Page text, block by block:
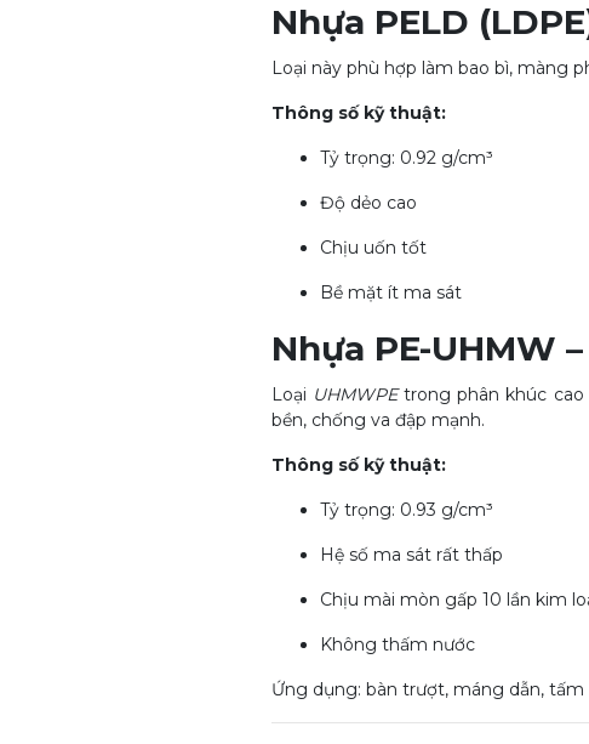
Nhựa PELD
Loại này phù hợp làm bao bì, màng
Thông số kỹ thuật:
Tỷ trọng: 0.92 g/cm³
Độ dẻo cao
Chịu uốn tốt
Bề mặt ít ma sát
Nhựa PE-UHMW
Loại UHMWPEtrong phân khúc cao
bền, chống va đập mạnh.
Thông số kỹ thuật:
Tỷ trọng: 0.93 g/cm³
Hệ số ma sát rất thấp
Chịu mài mòn gấp 10 lần kim
Không thấm nước
Ứng dụng: bàn trượt, máng dẫn,